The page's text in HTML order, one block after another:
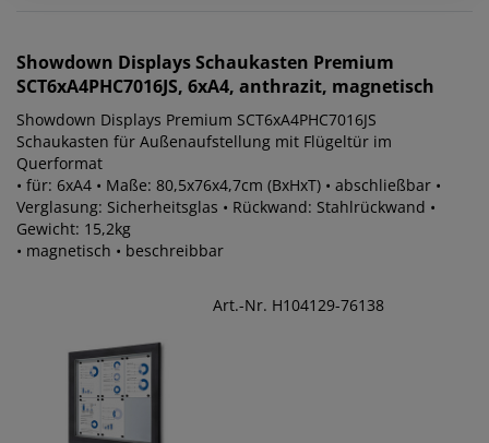
Showdown DisplaysSchaukasten Premium
SCT6xA4PHC7016JS, 6xA4, anthrazit, magnetisch
Showdown Displays Premium SCT6xA4PHC7016JS
Schaukasten für Außenaufstellung mit Flügeltür im
Querformat
• für: 6xA4 • Maße: 80,5x76x4,7cm (BxHxT) • abschließbar •
Verglasung: Sicherheitsglas • Rückwand: Stahlrückwand •
Gewicht: 15,2kg
• magnetisch • beschreibbar
Art.-Nr. H104129-76138